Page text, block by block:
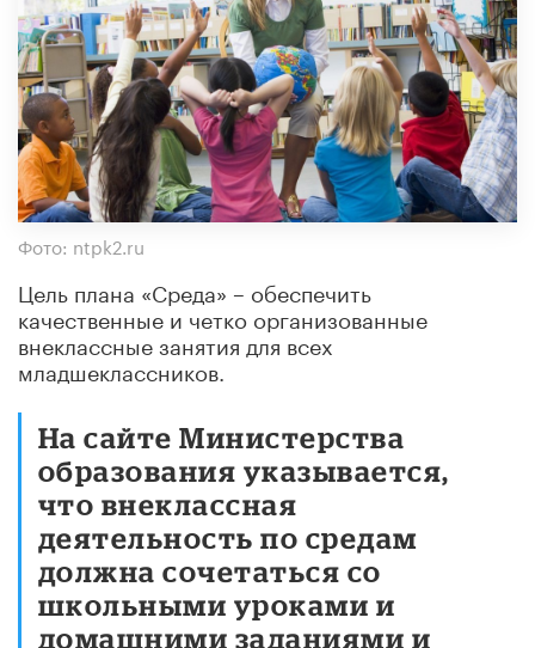
Фото: ntpk2.ru
Цель плана «Среда» – обеспечить
качественные и четко организованные
внеклассные занятия для всех
младшеклассников.
На сайте Министерства
образования указывается,
что внеклассная
деятельность по средам
должна сочетаться со
школьными уроками и
домашними заданиями и